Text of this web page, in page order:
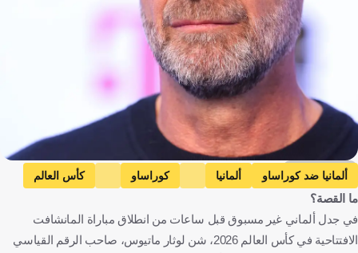
Getty Images
ألمانيا ضد كوراساو ألمانيا كوراساو
كأس العالم
جمال موسيالا
الولايات المتحدة
كرة قدم
ما القصة؟
في جدل ألماني غير مسبوق قبل ساعات من انطلاق مباراة المانشافت
الافتتاحية في كأس العالم 2026، شن لوثار ماتيوس، صاحب الرقم القياسي